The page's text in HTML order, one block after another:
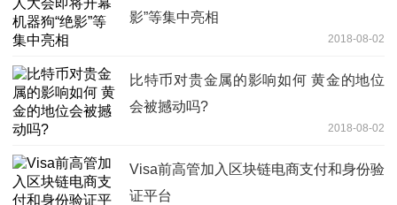
影”等集中亮相
2018-08-02
比特币对贵金属的影响如何 黄金的地位
会被撼动吗?
2018-08-02
Visa前高管加入区块链电商支付和身份验
证平台